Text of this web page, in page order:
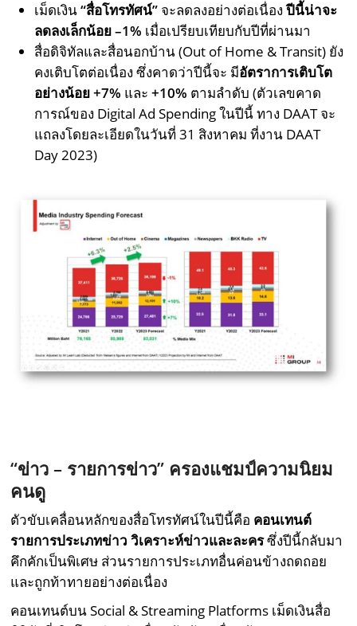
เม็ดเงิน“สื่อโทรทัศน์” จะลดลงอย่างต่อเนื่องปีนี้น่าจะ
ลดลงเล็กน้อย –1% เมื่อเปรียบเทียบกับปีที่ผ่านมา
สื่อดิจิทัลและสื่อนอกบ้าน (Out of Home & Transit) ยัง
คงเติบโตต่อเนื่อง ซึ่งคาดว่าปีนี้จะ มีอัตราการเติบโต
อย่างน้อย +7% และ+10% ตามลำดับ (ตัวเลขคาด
การณ์ของ Digital Ad Spending ในปีนี้ ทาง DAAT จะ
แถลงโดยละเอียดในวันที่ 31 สิงหาคม ที่งาน DAAT
Day 2023)
“ข่าว – รายการข่าว” ครองแชมป์ความนิยม
คนดู
ตัวขับเคลื่อนหลักของสื่อโทรทัศน์ในปีนี้คือ คอนเทนต์
รายการประเภทข่าว วิเคราะห์ข่าวและละครซึ่งปีนี้กลับมา
คึกคักเป็นพิเศษ ส่วนรายการประเภทอื่นค่อนข้างถดถอย
และถูกท้าทายอย่างต่อเนื่อง
คอนเทนต์บน Social & Streaming Platforms เม็ดเงินสื่อ